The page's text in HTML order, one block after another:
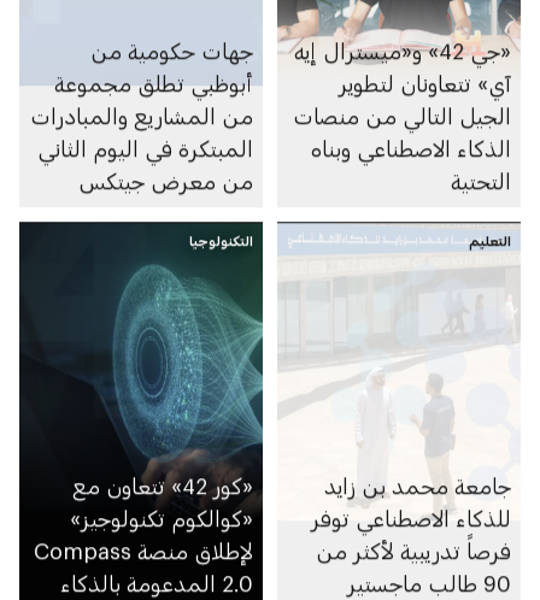
«جي 42» و«ميسترال إيه
آي» تتعاونان لتطوير
الجيل التالي من منصات
الذكاء الاصطناعي وبناه
التحتية
جهات حكومية من
أبوظبي تطلق مجموعة
من المشاريع والمبادرات
المبتكرة في اليوم الثاني
من معرض جيتكس
التعليم
جامعة محمد بن زايد
للذكاء الاصطناعي توفر
فرصاً تدريبية لأكثر من
90 طالب ماجستير
التكنولوجيا
«كور 42» تتعاون مع
«كوالكوم تكنولوجيز»
لإطلاق منصة Compass
2.0 المدعومة بالذكاء